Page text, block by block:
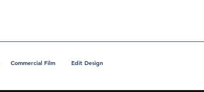
Commercial Film Edit Design